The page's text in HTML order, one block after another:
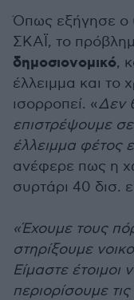
Όπως εξήγησε ο
ΣΚΑΪ, το
δημοσιονομικό,
έλλειμμα και το
ισορροπεί. «Δεν
επιστρέψουμε
έλλειμμα φέτος
ανέφερε πως η
συρτάρι 40 δισ.
«Έχουμε τους
στηρίξουμε
Είμαστε
περιορίσουμε